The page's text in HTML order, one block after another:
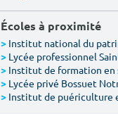
Écoles à proximité
> Institut national du
> Lycée professionnel
> Institut de formation en
> Lycée privé Bossuet
> Institut de puériculture